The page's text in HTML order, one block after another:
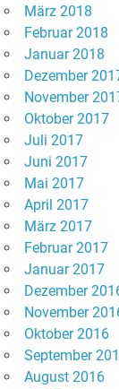
März 2018
Februar 2018
Januar 2018
Dezember
November
Oktober 2017
Juli 2017
Juni 2017
Mai 2017
April 2017
März 2017
Februar 2017
Januar 2017
Dezember
November
Oktober 2016
September
August 2016